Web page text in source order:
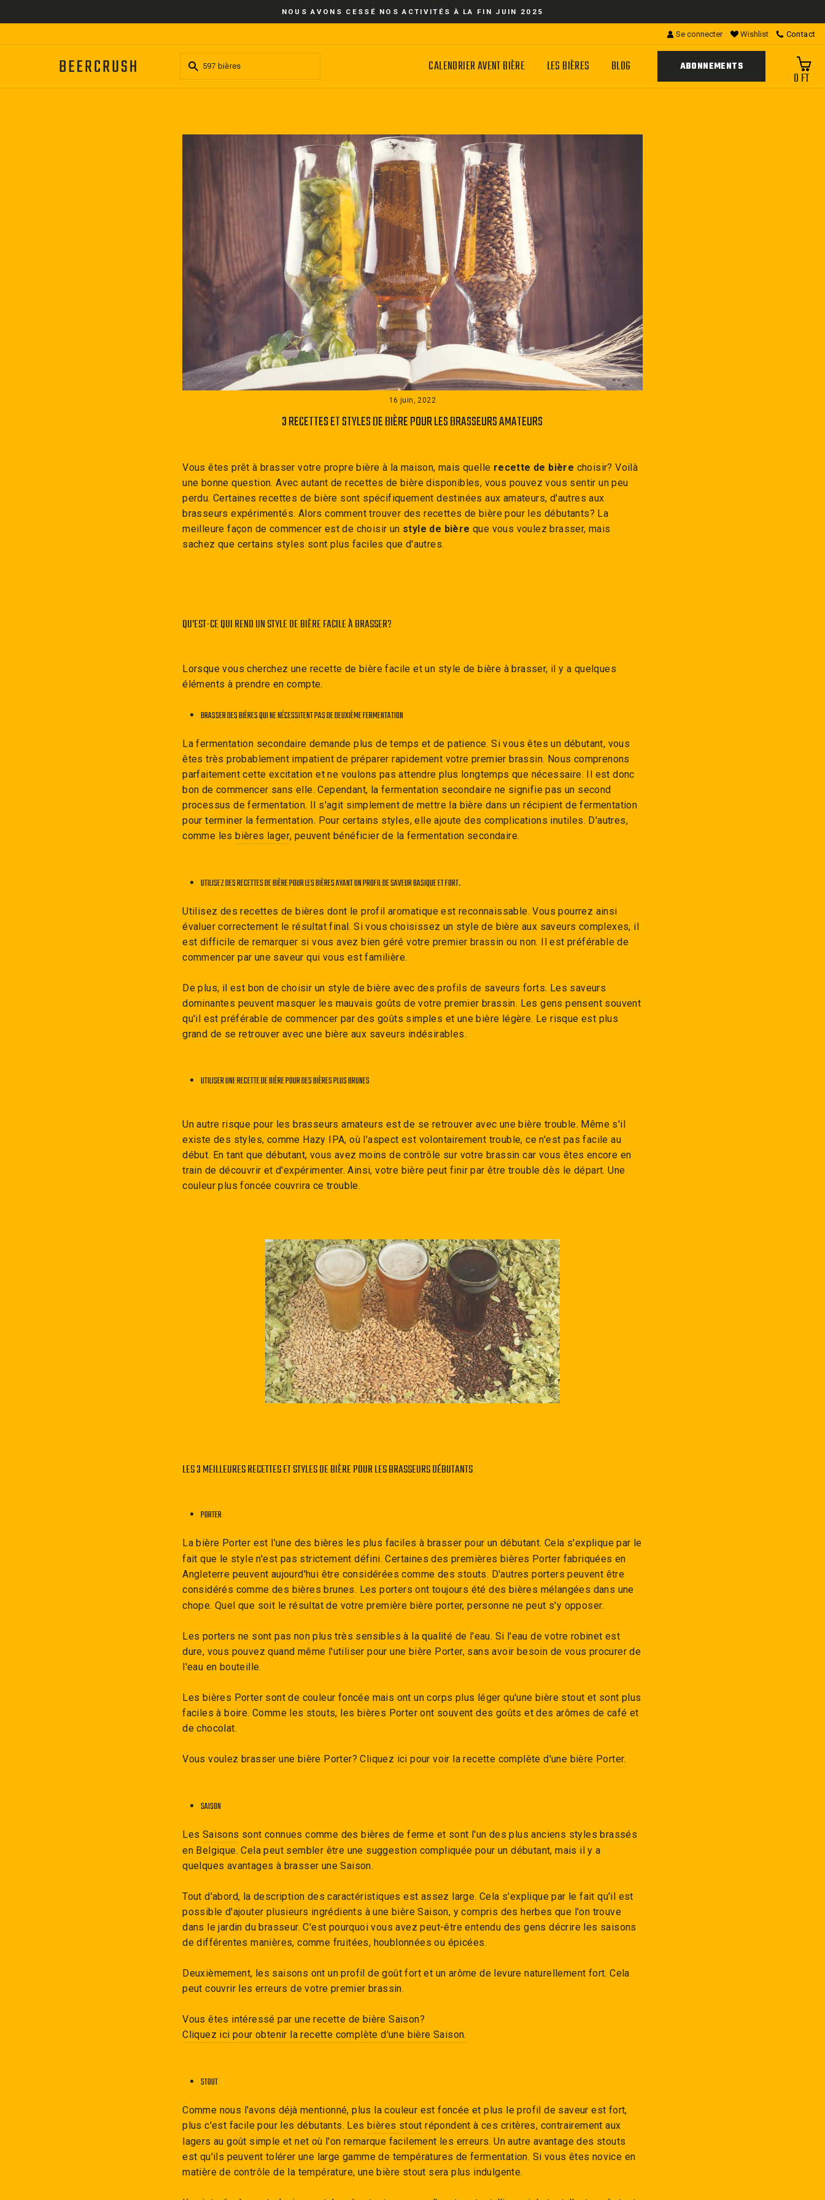
au
NOUS AVONS CESSÉ NOS ACTIVITÉS À LA FIN JUIN 2025
Se connecter Wishlist Contact
CALENDRIER AVENT BIÈRE LES BIÈRES BLOG ABONNEMENTS
0 FT
16 juin, 2022
3 RECETTES ET STYLES DE BIÈRE POUR LES BRASSEURS AMATEURS
Vous êtes prêt à brasser votre propre bière à la maison, mais quelle recette de bière choisir? Voilà
une bonne question. Avec autant de recettes de bière disponibles, vous pouvez vous sentir un peu
perdu. Certaines recettes de bière sont spécifiquement destinées aux amateurs, d'autres aux
brasseurs expérimentés. Alors comment trouver des recettes de bière pour les débutants? La
meilleure façon de commencer est de choisir un style de bière que vous voulez brasser, mais
sachez que certains styles sont plus faciles que d'autres.
QU'EST-CE QUI REND UN STYLE DE BIÈRE FACILE À BRASSER?
Lorsque vous cherchez une recette de bière facile et un style de bière à brasser, il y a quelques
éléments à prendre en compte.
BRASSER DES BIÈRES QUI NE NÉCESSITENT PAS DE DEUXIÈME FERMENTATION
La fermentation secondaire demande plus de temps et de patience. Si vous êtes un débutant, vous
êtes très probablement impatient de préparer rapidement votre premier brassin. Nous comprenons
parfaitement cette excitation et ne voulons pas attendre plus longtemps que nécessaire. Il est donc
bon de commencer sans elle. Cependant, la fermentation secondaire ne signifie pas un second
processus de fermentation. Il s'agit simplement de mettre la bière dans un récipient de fermentation
pour terminer la fermentation. Pour certains styles, elle ajoute des complications inutiles. D'autres,
comme lesbières lager, peuvent bénéficier de la fermentation secondaire.
UTILISEZ DES RECETTES DE BIÈRE POUR LES BIÈRES AYANT UN PROFIL DE SAVEUR BASIQUE ET FORT.
Utilisez des recettes de bières dont le profil aromatique est reconnaissable. Vous pourrez ainsi
évaluer correctement le résultat final. Si vous choisissez un style de bière aux saveurs complexes, il
est difficile de remarquer si vous avez bien géré votre premier brassin ou non. Il est préférable de
commencer par une saveur qui vous est familière.
De plus, il est bon de choisir un style de bière avec des profils de saveurs forts. Les saveurs
dominantes peuvent masquer les mauvais goûts de votre premier brassin. Les gens pensent souvent
qu'il est préférable de commencer par des goûts simples et une bière légère. Le risque est plus
grand de se retrouver avec une bière aux saveurs indésirables.
UTILISER UNE RECETTE DE BIÈRE POUR DES BIÈRES PLUS BRUNES
Un autre risque pour les brasseurs amateurs est de se retrouver avec une bière trouble. Même s'il
existe des styles, comme Hazy IPA, où l'aspect est volontairement trouble, ce n'est pas facile au
début. En tant que débutant, vous avez moins de contrôle sur votre brassin car vous êtes encore en
train de découvrir et d'expérimenter. Ainsi, votre bière peut finir par être trouble dès le départ. Une
couleur plus foncée couvrira ce trouble.
LES 3 MEILLEURES RECETTES ET STYLES DE BIÈRE POUR LES BRASSEURS DÉBUTANTS
PORTER
Labière Porter est l'une des bières les plus faciles à brasser pour un débutant. Cela s'explique par le
fait que le style n'est pas strictement défini. Certaines des premières bières Porter fabriquées en
Angleterre peuvent aujourd'hui être considérées comme des stouts. D'autres porters peuvent être
considérés comme des bières brunes. Les porters ont toujours été des bières mélangées dans une
chope. Quel que soit le résultat de votre première bière porter, personne ne peut s'y opposer.
Les porters ne sont pas non plus très sensibles à la qualité de l'eau. Si l'eau de votre robinet est
dure, vous pouvez quand même l'utiliser pour une bière Porter, sans avoir besoin de vous procurer de
l'eau en bouteille.
Les bières Porter sont de couleur foncée mais ont un corps plus léger qu'une bière stout et sont plus
faciles à boire. Comme les stouts, les bières Porter ont souvent des goûts et des arômes de café et
de chocolat.
Vous voulez brasser une bière Porter?Cliquez ici pour voir la recette complète d'une bière Porter.
SAISON
Les Saisons sont connues comme des bières de ferme et sont l'un des plus anciens styles brassés
en Belgique. Cela peut sembler être une suggestion compliquée pour un débutant, mais il y a
quelques avantages à brasser une Saison.
Tout d'abord, la description des caractéristiques est assez large. Cela s'explique par le fait qu'il est
possible d'ajouter plusieurs ingrédients à une bière Saison, y compris des herbes que l'on trouve
dans le jardin du brasseur. C'est pourquoi vous avez peut-être entendu des gens décrire les saisons
de différentes manières, comme fruitées, houblonnées ou épicées.
Deuxièmement, les saisons ont un profil de goût fort et un arôme de levure naturellement fort. Cela
peut couvrir les erreurs de votre premier brassin.
Vous êtes intéressé par une recette de bière Saison?
Cliquez ici pour obtenir la recette complète d'une bière Saison.
STOUT
Comme nous l'avons déjà mentionné, plus la couleur est foncée et plus le profil de saveur est fort,
plus c'est facile pour les débutants. Les bières stout répondent à ces critères, contrairement aux
lagers au goût simple et net où l'on remarque facilement les erreurs. Un autre avantage des stouts
est qu'ils peuvent tolérer une large gamme de températures de fermentation. Si vous êtes novice en
matière de contrôle de la température, une bière stout sera plus indulgente.